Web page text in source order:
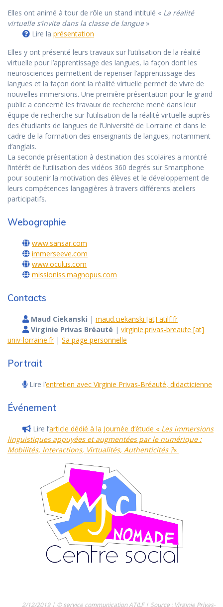
Elles ont animé à tour de rôle un stand intitulé « La réalité
virtuelle s’invite dans la classe de langue»
Lire la présentation
Elles y ont présenté leurs travaux sur l’utilisation de la réalité
virtuelle pour l’apprentissage des langues, la façon dont les
neurosciences permettent de repenser l’apprentissage des
langues et la façon dont la réalité virtuelle permet de vivre de
nouvelles immersions. Une première présentation pour le grand
public a concerné les travaux de recherche mené dans leur
équipe de recherche sur l’utilisation de la réalité virtuelle auprès
des étudiants de langues de l’Université de Lorraine et dans le
cadre de la formation des enseignants de langues, notamment
d’anglais.
La seconde présentation à destination des scolaires a montré
l’intérêt de l’utilisation des vidéos 360 degrés sur Smartphone
pour soutenir la motivation des élèves et le développement de
leurs compétences langagières à travers différents ateliers
participatifs.
Webographie
www.sansar.com
immerseeve.com
www.oculus.com
missioniss.magnopus.com
Contacts
Maud Ciekanski | maud.ciekanski [at] atilf.fr
Virginie Privas Bréauté | virginie.privas-breaute [at]
univ-lorraine.fr| Sa page personnelle
Portrait
Lire l’entretien avec Virginie Privas-Bréauté, didacticienne
Événement
Lire l’article dédié à la Journée d’étude « Les immersions
linguistiques appuyées et augmentées par le numérique :
Mobilités, Interactions, Virtualités, Authenticités ?«
2/12/2019 | © service communication ATILF | Source : Virginie Privas-